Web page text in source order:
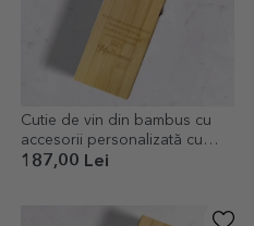
Cutie de vin din bambus cu
accesorii personalizată cu
logo și text - Mulțumim!
187,00 Lei